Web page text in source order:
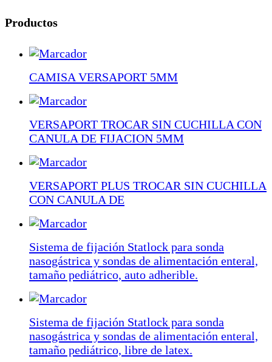
Productos
CAMISA VERSAPORT 5MM
VERSAPORT TROCAR SIN CUCHILLA CON
CANULA DE FIJACION 5MM
VERSAPORT PLUS TROCAR SIN CUCHILLA
CON CANULA DE
Sistema de fijación Statlock para sonda
nasogástrica y sondas de alimentación enteral,
tamaño pediátrico, auto adherible.
Sistema de fijación Statlock para sonda
nasogástrica y sondas de alimentación enteral,
tamaño pediátrico, libre de latex.